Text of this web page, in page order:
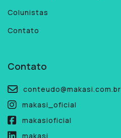
Colunistas
Contato
Contato
conteudo@makasi.com.br
makasi_oficial
makasioficial
makasi